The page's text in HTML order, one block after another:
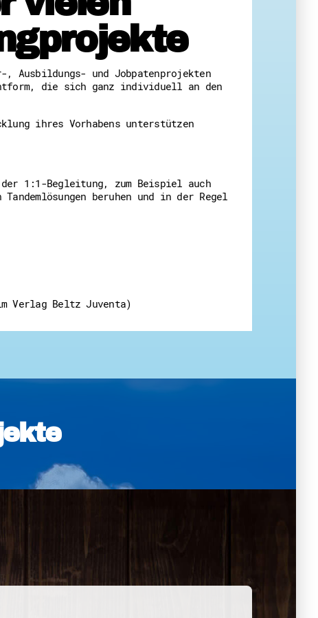
und Jobpatenprojekten
die sich ganz individuell an den
ihres Vorhabens unterstützen
1:1-Begleitung, zum Beispiel auch
beruhen und in der Regel
Verlag Beltz Juventa)